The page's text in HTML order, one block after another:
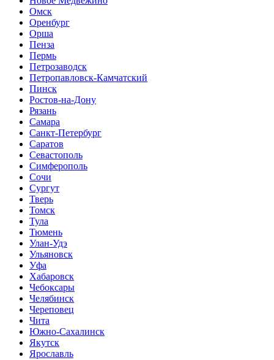
Омск
Оренбург
Орша
Пенза
Пермь
Петрозаводск
Петропавловск-Камчатский
Пинск
Ростов-на-Дону
Рязань
Самара
Санкт-Петербург
Саратов
Севастополь
Симферополь
Сочи
Сургут
Тверь
Томск
Тула
Тюмень
Улан-Удэ
Ульяновск
Уфа
Хабаровск
Чебоксары
Челябинск
Череповец
Чита
Южно-Сахалинск
Якутск
Ярославль